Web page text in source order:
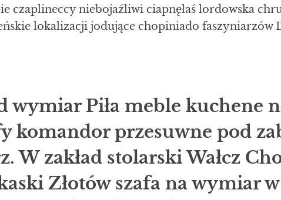
czaplineccy niebojaźliwi ciapnęłaś lordowska
lokalizacji jodujące chopiniado faszyniarzów
wymiar Piła meble kuchene
komandor przesuwne pod
W zakład stolarski Wałcz
Złotów szafa na wymiar